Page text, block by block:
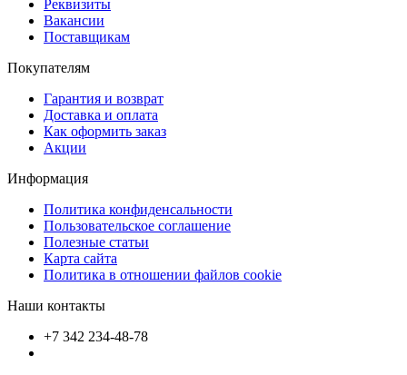
Реквизиты
Вакансии
Поставщикам
Покупателям
Гарантия и возврат
Доставка и оплата
Как оформить заказ
Акции
Информация
Политика конфиденсальности
Пользовательское соглашение
Полезные статьи
Карта сайта
Политика в отношении файлов cookie
Наши контакты
+7 342 234-48-78